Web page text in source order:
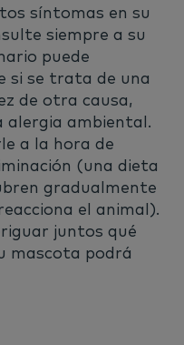
síntomas en su
siempre a su
puede
si se trata de una
de otra causa,
alergia ambiental.
a la hora de
(una dieta
gradualmente
el animal).
juntos qué
mascota podrá